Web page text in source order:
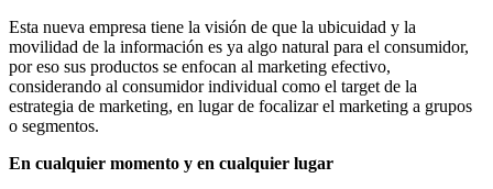
Esta nueva empresa tiene la visión de que la ubicuidad y la
movilidad de la información es ya algo natural para el consumidor,
por eso sus productos se enfocan al marketing efectivo,
considerando al consumidor individual como el target de la
estrategia de marketing, en lugar de focalizar el marketing a grupos
o segmentos.
En cualquier momento y en cualquier lugar